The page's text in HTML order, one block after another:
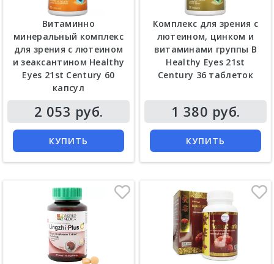
Витаминно
минеральный комплекс
для зрения с лютеином
и зеаксантином Healthy
Eyes 21st Century 60
капсул
2 053 руб.
КУПИТЬ
Комплекс для зрения с
лютеином, цинком и
витаминами группы В
Healthy Eyes 21st
Century 36 таблеток
1 380 руб.
КУПИТЬ